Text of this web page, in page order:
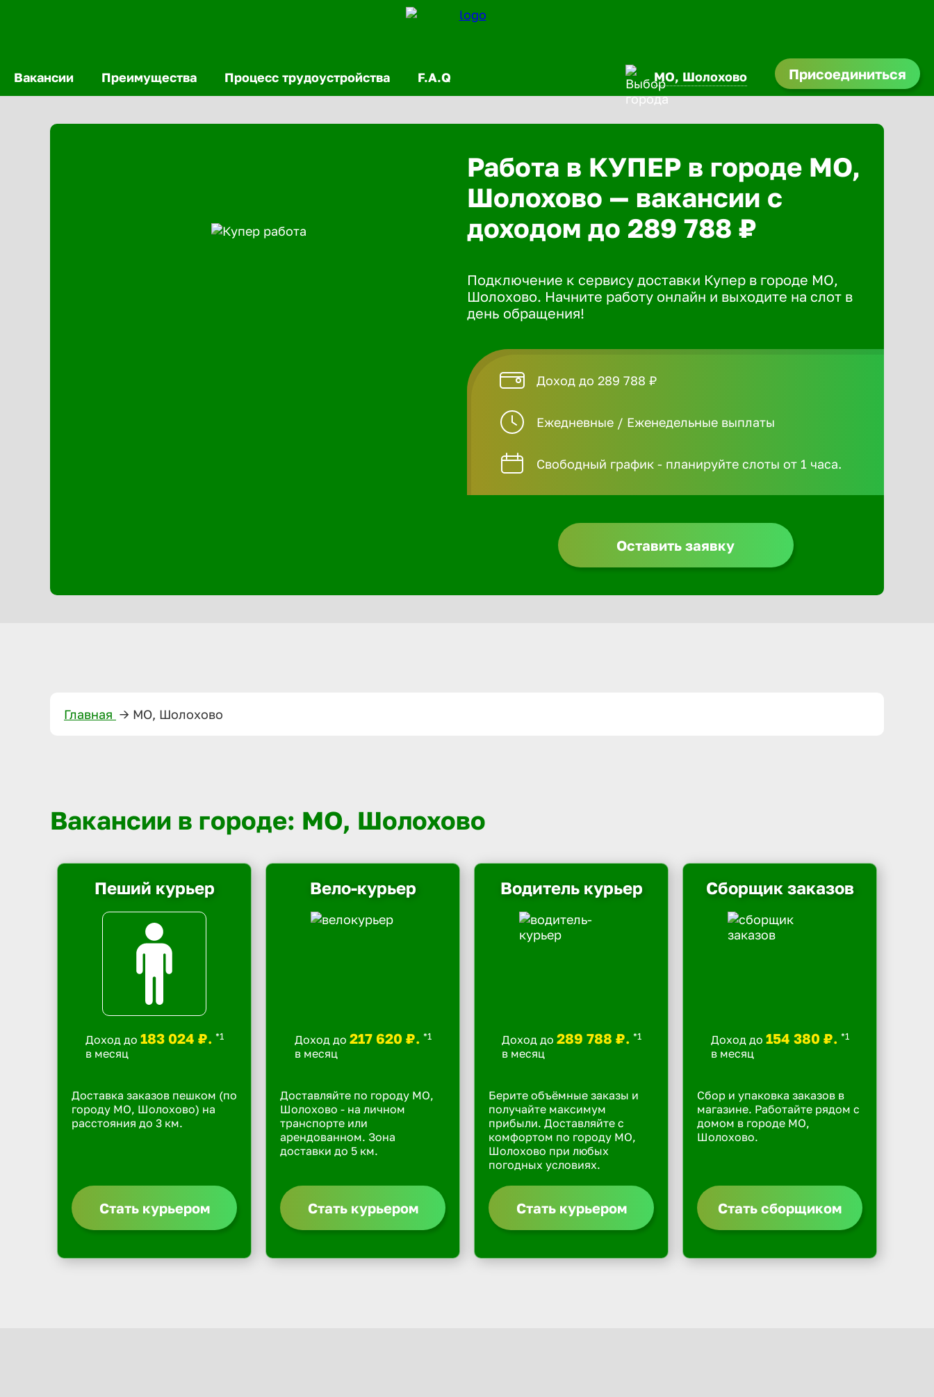
Вакансии Преимущества Процесс трудоустройства F.A.Q МО, Шолохово Присоединиться
Работа в КУПЕР в городе МО,
Шолохово — вакансии с
доходом до 289 788 ₽
Подключение к сервису доставки Купер в городе МО,
Шолохово. Начните работу онлайн и выходите на слот в
день обращения!
Доход до 289 788 ₽
Ежедневные / Еженедельные выплаты
Свободный график - планируйте слоты от 1 часа.
Оставить заявку
Главная —> МО, Шолохово
Вакансии в городе: МО, Шолохово
Пеший курьер
Доход до 183 024 ₽. *1
в месяц
Доставка заказов пешком (по
городу МО, Шолохово) на
расстояния до 3 км.
Стать курьером
Вело-курьер
Доход до 217 620 ₽. *1
в месяц
Доставляйте по городу МО,
Шолохово - на личном
транспорте или
арендованном. Зона
доставки до 5 км.
Стать курьером
Водитель курьер
Доход до 289 788 ₽. *1
в месяц
Берите объёмные заказы и
получайте максимум
прибыли. Доставляйте с
комфортом по городу МО,
Шолохово при любых
погодных условиях.
Стать курьером
Сборщик заказов
Доход до 154 380 ₽. *1
в месяц
Сбор и упаковка заказов в
магазине. Работайте рядом с
домом в городе МО,
Шолохово.
Стать сборщиком